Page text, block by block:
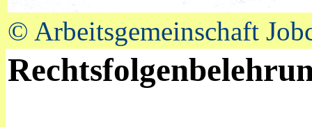
© Arbeitsgemeinschaft